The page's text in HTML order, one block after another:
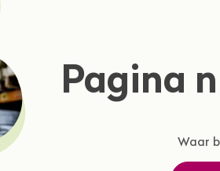
Pagina
Waar